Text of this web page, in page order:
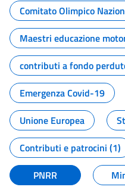
Comitato Olimpico
Maestri educazione
contributi a fondo
Emergenza Covid-19
Unione Europea
Contributi e patrocini (1)
PNRR